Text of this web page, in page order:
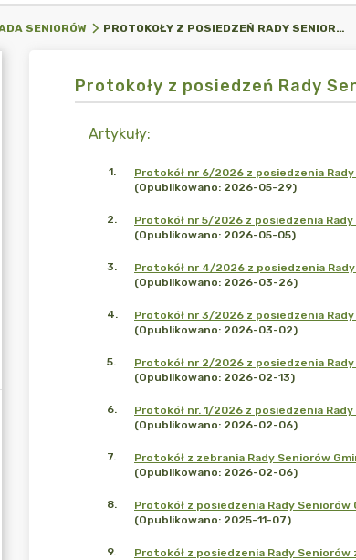
SENIORÓW PROTOKOŁY Z POSIEDZEŃ RADY SENIORÓW
Protokoły z posiedzeń Rady
Artykuły:
1.
Protokół nr 6/2026 z posiedzenia Rady
(Opublikowano: 2026-05-29)
2.
Protokół nr 5/2026 z posiedzenia
(Opublikowano: 2026-05-05)
3.
Protokół nr 4/2026 z posiedzenia Rady
(Opublikowano: 2026-03-26)
4.
Protokół nr 3/2026 z posiedzenia
(Opublikowano: 2026-03-02)
5.
Protokół nr 2/2026 z posiedzenia
(Opublikowano: 2026-02-13)
6.
Protokół nr. 1/2026 z posiedzenia
(Opublikowano: 2026-02-06)
7.
Protokół z zebrania Rady Seniorów
(Opublikowano: 2026-02-06)
8.
Protokół z posiedzenia Rady Seniorów
(Opublikowano: 2025-11-07)
9.
Protokół z posiedzenia Rady Seniorów